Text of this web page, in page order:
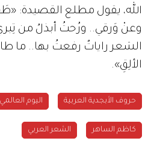
الله، يقول مطلع القصيدة:
وعنْ وَرقي.. ورُحتُ أبذلُ من
الشعر راياتٌ رفعتُ بها.. ما
الألِقِ».
حروف الأبجدية العربية اليوم العالمي
كاظم الساهر الشعر العربي